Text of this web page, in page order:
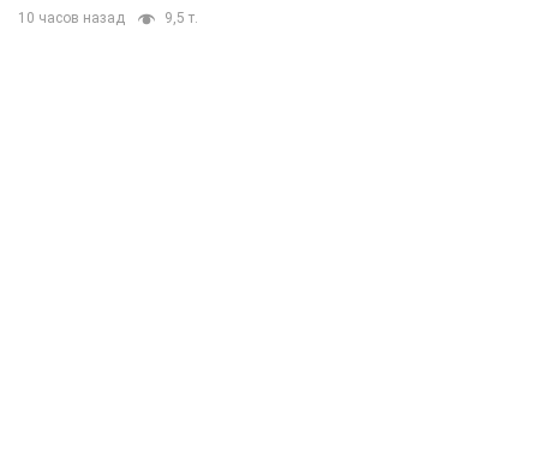
10 часов назад 9,5 т.